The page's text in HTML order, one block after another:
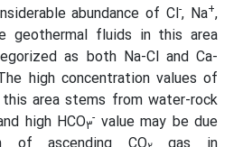
abundance of Cl-, Na+,
geothermal fluids in this area
as both Na-Cl and Ca-
high concentration values of
area stems from water-rock
high HCO3- value may be due